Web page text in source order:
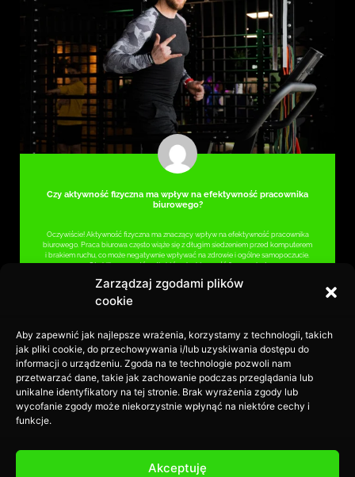
Zarządzaj zgodami plików
cookie
Aby zapewnić jak najlepsze wrażenia, korzystamy z technologii, takich
jak pliki cookie, do przechowywania i/lub uzyskiwania dostępu do
informacji o urządzeniu. Zgoda na te technologie pozwoli nam
przetwarzać dane, takie jak zachowanie podczas przeglądania lub
unikalne identyfikatory na tej stronie. Brak wyrażenia zgody lub
wycofanie zgody może niekorzystnie wpłynąć na niektóre cechy i
funkcje.
Akceptuję
Czy aktywność fizyczna ma wpływ na efektywność pracownika
biurowego?
Oczywiście! Aktywność fizyczna ma znaczący wpływ na efektywność pracownika
biurowego. Praca biurowa często wiąże się z długim siedzeniem przed komputerem
i brakiem ruchu, co może negatywnie wpływać na zdrowie i ogólne samopoczucie.
Oto kilka powodów, dla których aktywność fizyczna jest
2023-05-22